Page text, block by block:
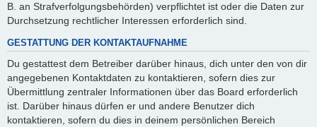
B. an Strafverfolgungsbehörden) verpflichtet ist oder die Daten zur
Durchsetzung rechtlicher Interessen erforderlich sind.
GESTATTUNG DER KONTAKTAUFNAHME
Du gestattest dem Betreiber darüber hinaus, dich unter den von dir
angegebenen Kontaktdaten zu kontaktieren, sofern dies zur
Übermittlung zentraler Informationen über das Board erforderlich
ist. Darüber hinaus dürfen er und andere Benutzer dich
kontaktieren, sofern du dies in deinem persönlichen Bereich